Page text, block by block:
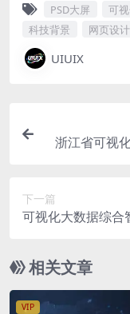
PSD大屏 可
科技背景
网页设计
UIUIX
浙江省可视
下一篇
可视化大数据综合
相关文章
VIP